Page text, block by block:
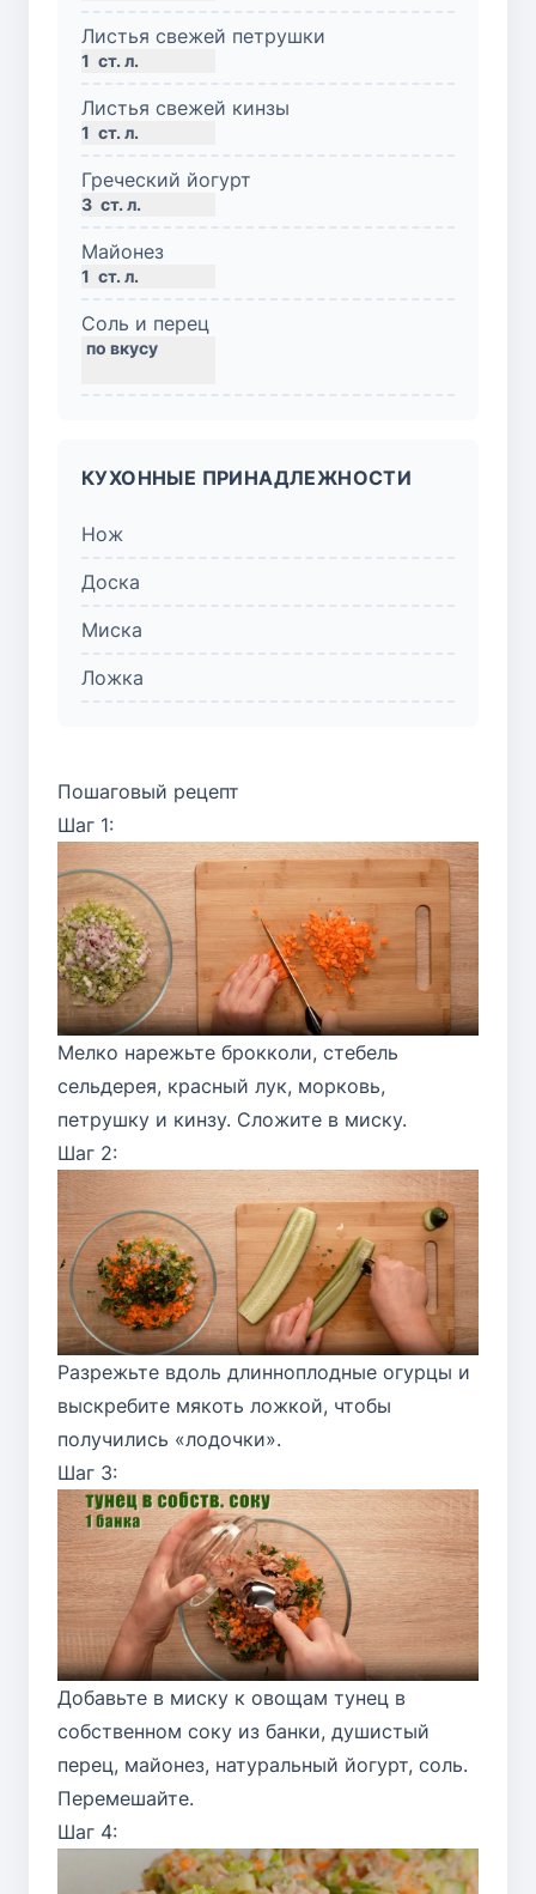
Листья свежей петрушки
1 ст. л.
Листья свежей кинзы
1 ст. л.
Греческий йогурт
3 ст. л.
Майонез
1 ст. л.
Соль и перец
КУХОННЫЕ ПРИНАДЛЕЖНОСТИ
Нож
Доска
Миска
Ложка
Пошаговый рецепт
Шаг 1:
Мелко нарежьте брокколи, стебель
сельдерея, красный лук, морковь,
петрушку и кинзу. Сложите в миску.
Шаг 2:
Разрежьте вдоль длинноплодные огурцы и
выскребите мякоть ложкой, чтобы
получились «лодочки».
Шаг 3:
Добавьте в миску к овощам тунец в
собственном соку из банки, душистый
перец, майонез, натуральный йогурт, соль.
Перемешайте.
Шаг 4: